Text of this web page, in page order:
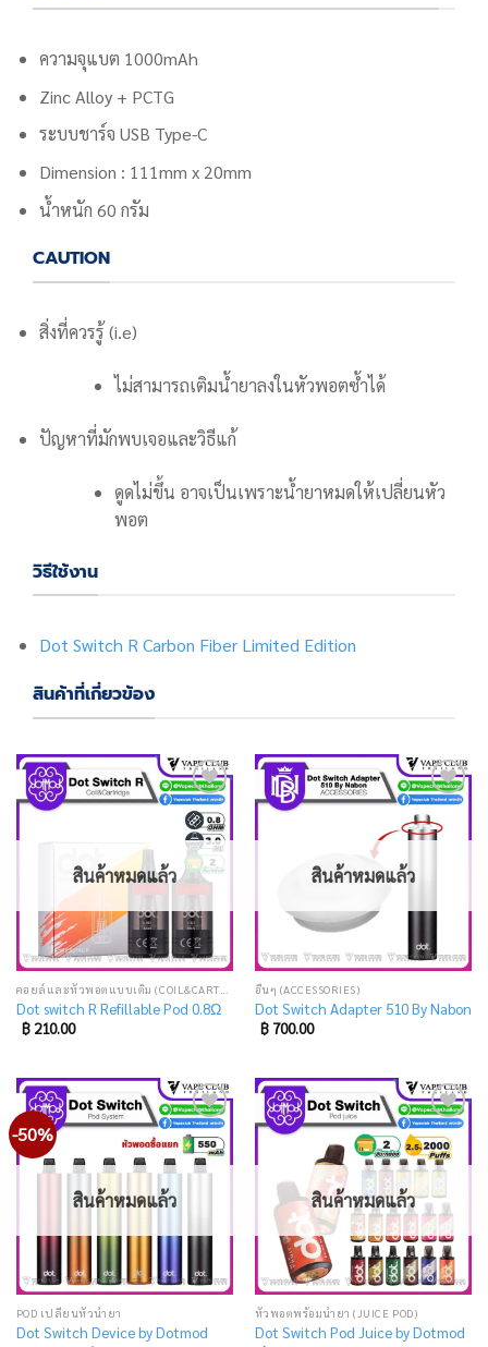
ความจุแบต 1000mAh
Zinc Alloy + PCTG
ระบบชาร์จ USB Type-C
Dimension : 111mm x 20mm
น้ำหนัก 60 กรัม
CAUTION
สิ่งที่ควรรู้ (i.e)
ไม่สามารถเติมน้ำยาลงในหัวพอตซ้ำได้
ปัญหาที่มักพบเจอและวิธีแก้
ดูดไม่ขึ้น อาจเป็นเพราะน้ำยาหมดให้เปลี่ยนหัว
พอต
วิธีใช้งาน
Dot Switch R Carbon Fiber Limited Edition
สินค้าที่เกี่ยวข้อง
Add
to
wishlist
สินค้าหมดแล้ว
Dot switch R Refillable Pod 0.8Ω
฿210.00
Add
to
wishlist
สินค้าหมดแล้ว
อื่นๆ (ACCESSORIES)
Dot Switch Adapter 510 By Nabon
฿700.00
-50%
Add
to
wishlist
สินค้าหมดแล้ว
POD เปลี่ยนหัวน้ำยา
Dot Switch Device by Dotmod
Add
to
wishlist
สินค้าหมดแล้ว
หัวพอตพร้อมน้ำยา (JUICE POD)
Dot Switch Pod Juice by Dotmod